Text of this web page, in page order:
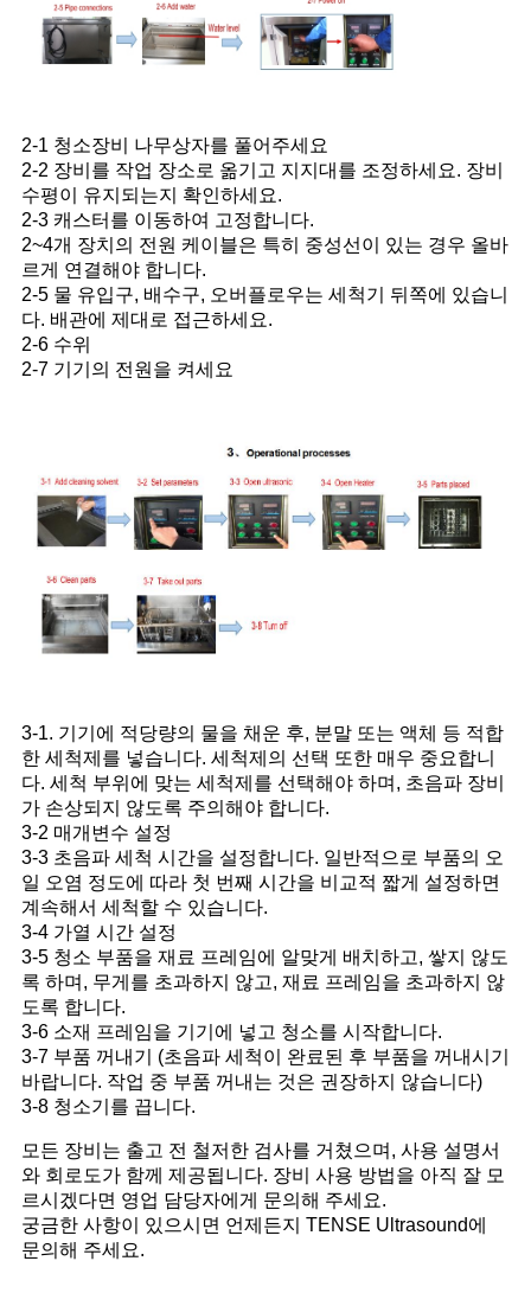
2-1 청소장비 나무상자를 풀어주세요
2-2 장비를 작업 장소로 옮기고 지지대를 조정하세요. 장비
수평이 유지되는지 확인하세요.
2-3 캐스터를 이동하여 고정합니다.
2~4개 장치의 전원 케이블은 특히 중성선이 있는 경우 올바
르게 연결해야 합니다.
2-5 물 유입구, 배수구, 오버플로우는 세척기 뒤쪽에 있습니
다. 배관에 제대로 접근하세요.
2-6 수위
2-7 기기의 전원을 켜세요
3-1. 기기에 적당량의 물을 채운 후, 분말 또는 액체 등 적합
한 세척제를 넣습니다. 세척제의 선택 또한 매우 중요합니
다. 세척 부위에 맞는 세척제를 선택해야 하며, 초음파 장비
가 손상되지 않도록 주의해야 합니다.
3-2 매개변수 설정
3-3 초음파 세척 시간을 설정합니다. 일반적으로 부품의 오
일 오염 정도에 따라 첫 번째 시간을 비교적 짧게 설정하면
계속해서 세척할 수 있습니다.
3-4 가열 시간 설정
3-5 청소 부품을 재료 프레임에 알맞게 배치하고, 쌓지 않도
록 하며, 무게를 초과하지 않고, 재료 프레임을 초과하지 않
도록 합니다.
3-6 소재 프레임을 기기에 넣고 청소를 시작합니다.
3-7 부품 꺼내기 (초음파 세척이 완료된 후 부품을 꺼내시기
바랍니다. 작업 중 부품 꺼내는 것은 권장하지 않습니다)
3-8 청소기를 끕니다.
모든 장비는 출고 전 철저한 검사를 거쳤으며, 사용 설명서
와 회로도가 함께 제공됩니다. 장비 사용 방법을 아직 잘 모
르시겠다면 영업 담당자에게 문의해 주세요.
궁금한 사항이 있으시면 언제든지 TENSE Ultrasound에
문의해 주세요.